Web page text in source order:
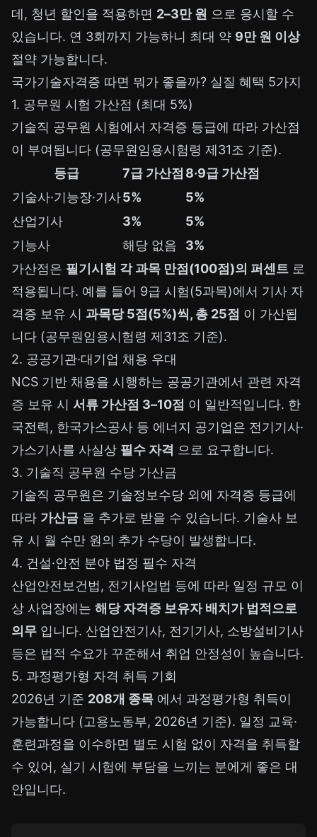
데, 청년 할인을 적용하면 2–3만 원 으로 응시할 수
있습니다. 연 3회까지 가능하니 최대 약 9만 원 이상
절약 가능합니다.
국가기술자격증 따면 뭐가 좋을까? 실질 혜택 5가지
1. 공무원 시험 가산점 (최대 5%)
기술직 공무원 시험에서 자격증 등급에 따라 가산점
이 부여됩니다 (공무원임용시험령 제31조 기준).
등급
7급 가산점 8·9급 가산점
기술사·기능장·기사5%
5%
산업기사
3%
5%
기능사
해당 없음
3%
가산점은 필기시험 각 과목 만점(100점)의 퍼센트 로
적용됩니다. 예를 들어 9급 시험(5과목)에서 기사 자
격증 보유 시 과목당 5점(5%)씩, 총 25점 이 가산됩
니다 (공무원임용시험령 제31조 기준).
2. 공공기관·대기업 채용 우대
NCS 기반 채용을 시행하는 공공기관에서 관련 자격
증 보유 시 서류 가산점 3–10점 이 일반적입니다. 한
국전력, 한국가스공사 등 에너지 공기업은 전기기사·
가스기사를 사실상 필수 자격 으로 요구합니다.
3. 기술직 공무원 수당 가산금
기술직 공무원은 기술정보수당 외에 자격증 등급에
따라 가산금 을 추가로 받을 수 있습니다. 기술사 보
유 시 월 수만 원의 추가 수당이 발생합니다.
4. 건설·안전 분야 법정 필수 자격
산업안전보건법, 전기사업법 등에 따라 일정 규모 이
상 사업장에는 해당 자격증 보유자 배치가 법적으로
의무 입니다. 산업안전기사, 전기기사, 소방설비기사
등은 법적 수요가 꾸준해서 취업 안정성이 높습니다.
5. 과정평가형 자격 취득 기회
2026년 기준 208개 종목 에서 과정평가형 취득이
가능합니다 (고용노동부, 2026년 기준). 일정 교육·
훈련과정을 이수하면 별도 시험 없이 자격을 취득할
수 있어, 실기 시험에 부담을 느끼는 분에게 좋은 대
안입니다.